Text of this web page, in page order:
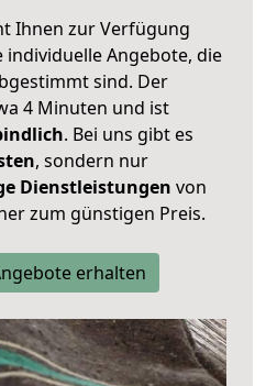
Ihnen zur Verfügung
individuelle Angebote, die
sind. Der
4 Minuten und ist
. Bei uns gibt es
, sondern nur
Dienstleistungen von
zum günstigen Preis.
erhalten